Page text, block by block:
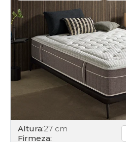
Altura:27 cm
Firmeza: